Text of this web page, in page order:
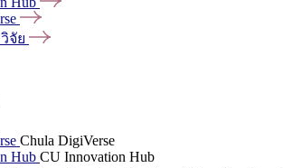
จัย
Chula DigiVerse
Hub CU Innovation Hub